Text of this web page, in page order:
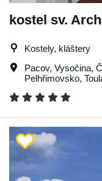
kostel sv.
Kostely, kláštery
Pacov, Vysočina,
Pelhřimovsko,